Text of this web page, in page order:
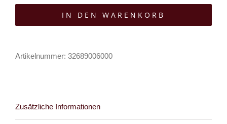
Rucksack
Skeleton
IN DEN WARENKORB
Artikelnummer: 32689006000
Zusätzliche Informationen